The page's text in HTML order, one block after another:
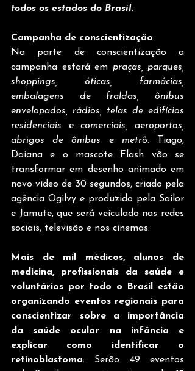
todos os estados do Brasil.
Campanha de conscientização
Na parte de conscientização a
campanha estará em praças, parques,
shoppings, óticas, farmácias,
embalagens de fraldas, ônibus
envelopados, rádios, telas de edifícios
residenciais e comerciais, aeroportos,
abrigos de ônibus e metrô.
Tiago,
Daiana e o mascote Flash vão se
transformar em desenho animado em
novo vídeo de 30 segundos, criado pela
agência Ogilvy e produzido pela Sailor
e Jamute, que será veiculado nas redes
sociais, televisão e nos cinemas.
Mais de mil médicos, alunos de
medicina, profissionais da saúde e
voluntários por todo o Brasil estão
organizando eventos regionais para
conscientizar sobre a importância
da saúde ocular na infância e
explicar como identificar o
retinoblastoma. Serão 49 eventos